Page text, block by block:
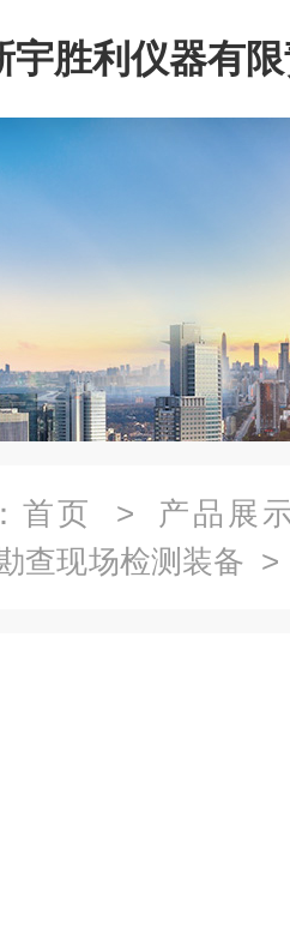
宇胜利仪器有
首页 > 产品展
查现场检测装备 >